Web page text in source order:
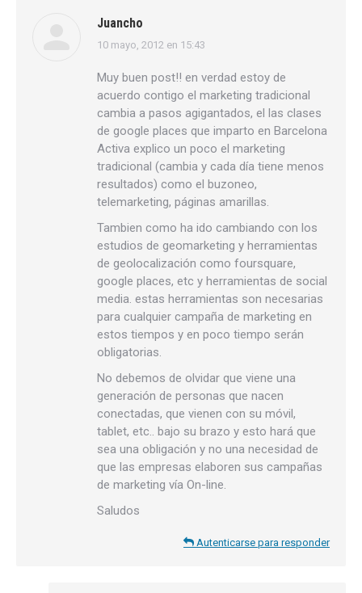
Juancho
dice:
10 mayo, 2012 en 15:43
Muy buen post!! en verdad estoy de
acuerdo contigo el marketing tradicional
cambia a pasos agigantados, el las clases
de google places que imparto en Barcelona
Activa explico un poco el marketing
tradicional (cambia y cada día tiene menos
resultados) como el buzoneo,
telemarketing, páginas amarillas.
Tambien como ha ido cambiando con los
estudios de geomarketing y herramientas
de geolocalización como foursquare,
google places, etc y herramientas de social
media. estas herramientas son necesarias
para cualquier campaña de marketing en
estos tiempos y en poco tiempo serán
obligatorias.
No debemos de olvidar que viene una
generación de personas que nacen
conectadas, que vienen con su móvil,
tablet, etc.. bajo su brazo y esto hará que
sea una obligación y no una necesidad de
que las empresas elaboren sus campañas
de marketing vía On-line.
Saludos
Autenticarse para responder